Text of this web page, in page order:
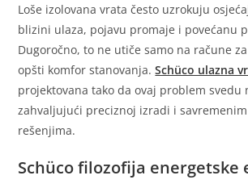
Loše izolovana vrata često uzrokuju
blizini ulaza, pojavu promaje i povećanu
Dugoročno, to ne utiče samo na račune
opšti komfor stanovanja.Schüco ulazna
projektovana tako da ovaj problem svedu
zahvaljujući preciznoj izradi i
rešenjima.
Schüco filozofija energetske